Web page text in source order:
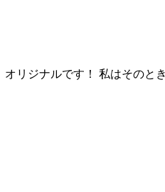
リジナルです！ 私はそのと